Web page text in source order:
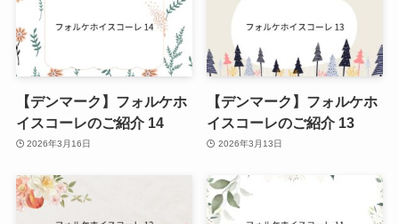
【デンマーク】フォルケホ
イスコーレのご紹介 14
2026年3月16日
【デンマーク】フォルケホ
イスコーレのご紹介 13
2026年3月13日